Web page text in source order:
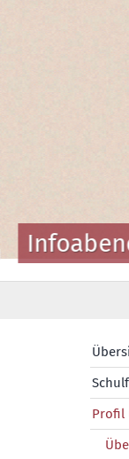
Profil